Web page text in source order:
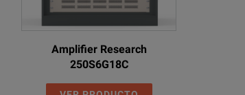
Amplifier Research
250S6G18C